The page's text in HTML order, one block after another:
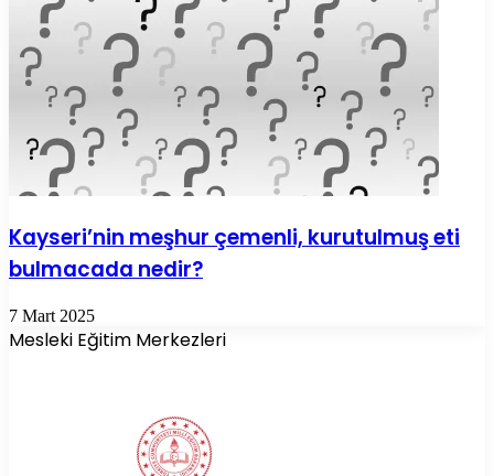
Kayseri’nin meşhur çemenli, kurutulmuş eti
bulmacada nedir?
7 Mart 2025
Mesleki Eğitim Merkezleri